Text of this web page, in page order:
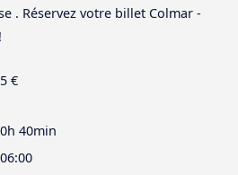
. Réservez votre billet Colmar -
5 €
0h 40min
06:00